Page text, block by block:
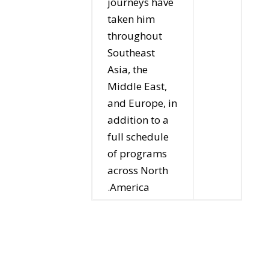
taken him
throughout
Southeast
Asia, the
Middle East,
and Europe, in
addition to a
full schedule
of programs
across North
America.